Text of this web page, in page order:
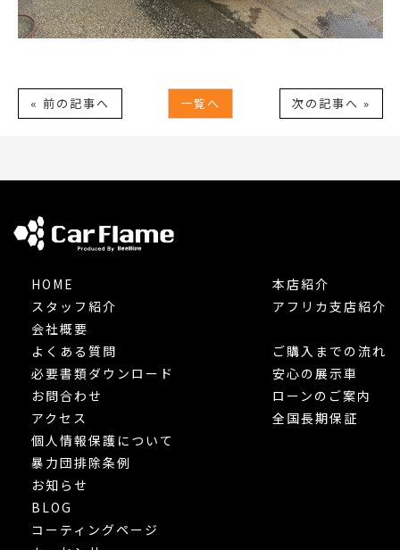
« 前の記事へ 一覧へ 次の記事へ »
HOME
スタッフ紹介
会社概要
本店紹介
アフリカ支店紹介
よくある質問
必要書類ダウンロード
お問合わせ
アクセス
個人情報保護について
暴力団排除条例
お知らせ
BLOG
ご購入までの流れ
安心の展示車
ローンのご案内
全国長期保証
コーティングページ